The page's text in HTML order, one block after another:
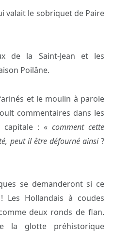
valait le sobriquet de Paire
de la Saint-Jean et les
Poilâne.
et le moulin à parole
commentaires dans les
capitale : « comment cette
peut il être défourné ainsi?
se demanderont si ce
Les Hollandais à coudes
deux ronds de flan.
la glotte préhistorique